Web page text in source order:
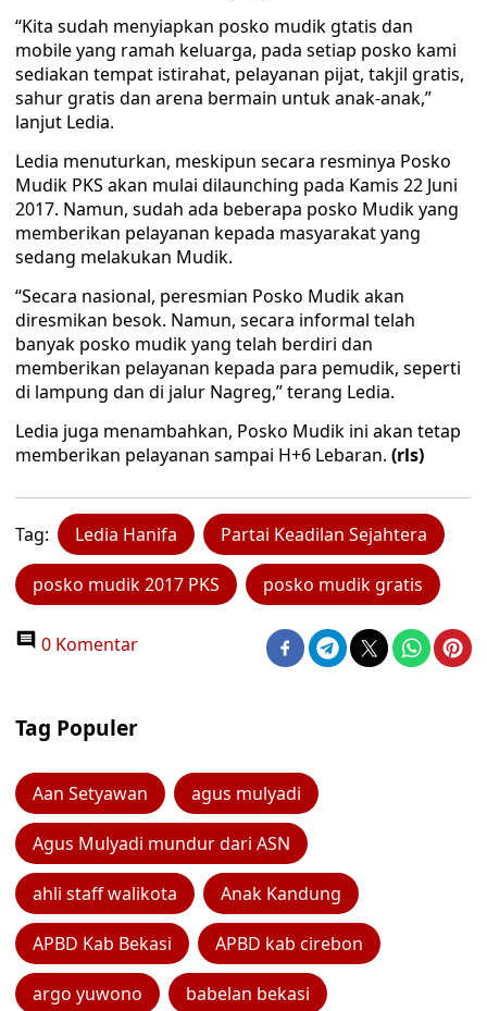
“Kita sudah menyiapkan posko mudik gtatis dan
mobile yang ramah keluarga, pada setiap posko kami
sediakan tempat istirahat, pelayanan pijat, takjil gratis,
sahur gratis dan arena bermain untuk anak-anak,”
lanjut Ledia.
Ledia menuturkan, meskipun secara resminya Posko
Mudik PKS akan mulai dilaunching pada Kamis 22 Juni
2017. Namun, sudah ada beberapa posko Mudik yang
memberikan pelayanan kepada masyarakat yang
sedang melakukan Mudik.
“Secara nasional, peresmian Posko Mudik akan
diresmikan besok. Namun, secara informal telah
banyak posko mudik yang telah berdiri dan
memberikan pelayanan kepada para pemudik, seperti
di lampung dan di jalur Nagreg,” terang Ledia.
Ledia juga menambahkan, Posko Mudik ini akan tetap
memberikan pelayanan sampai H+6 Lebaran. (rls)
Tag: Ledia Hanifa Partai Keadilan Sejahtera
posko mudik 2017 PKS posko mudik gratis
0 Komentar
Tag Populer
Aan Setyawan agus mulyadi
Agus Mulyadi mundur dari ASN
ahli staff walikota Anak Kandung
APBD Kab Bekasi APBD kab cirebon
argo yuwono babelan bekasi